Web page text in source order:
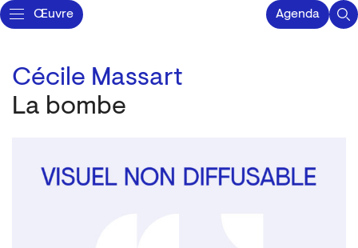
Œuvre Agenda
Cécile Massart
La bombe